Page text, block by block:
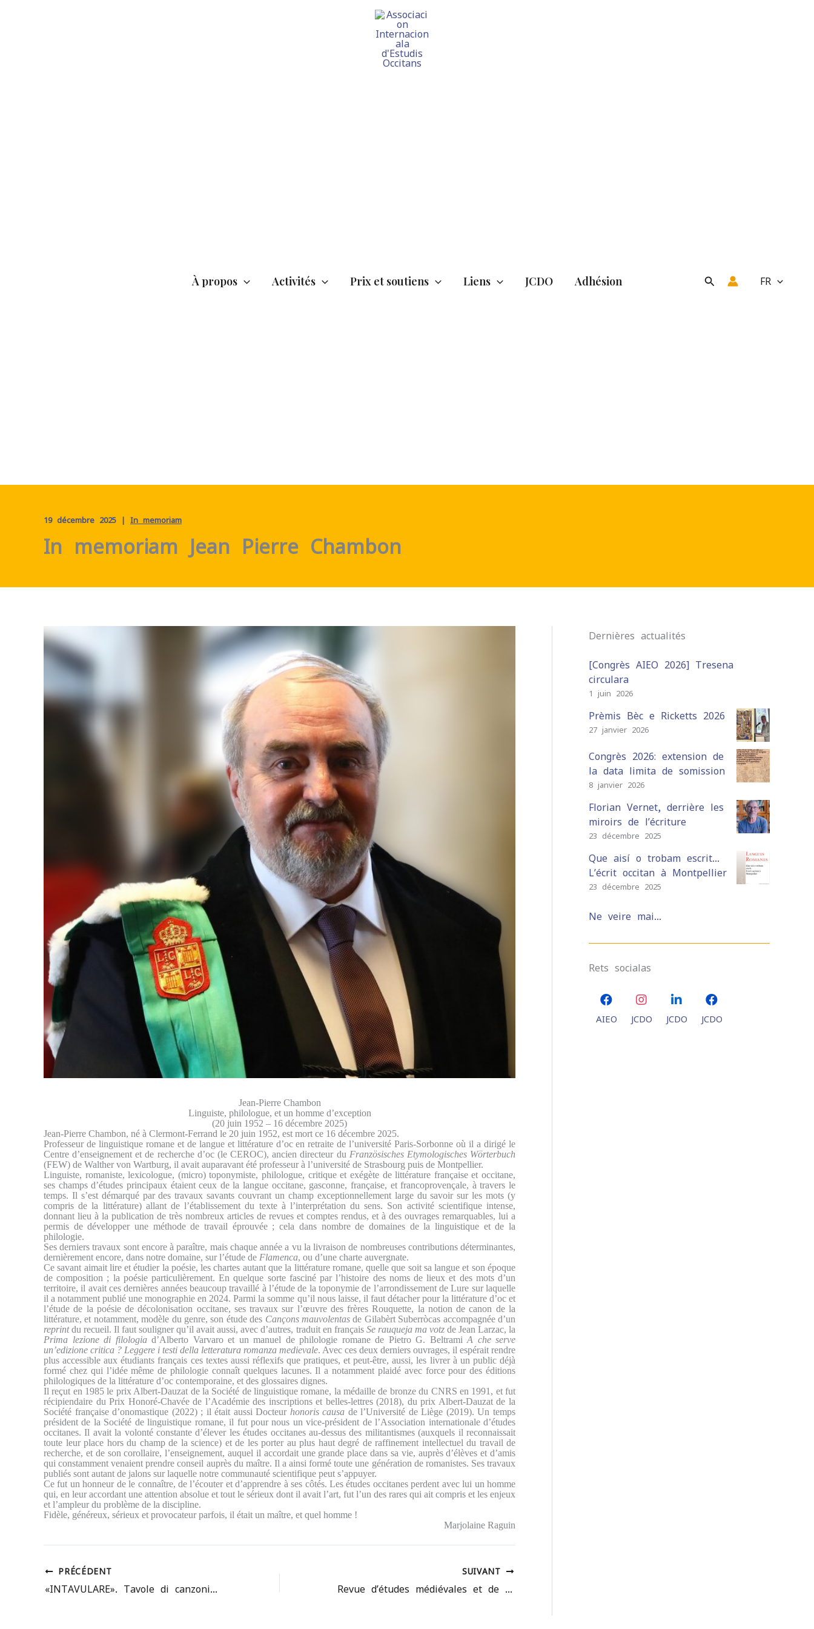
À propos Activités Prix et soutiens Liens JCDO Adhésion RechercherFR
19 décembre 2025 In memoriam
In memoriam Jean-Pierre Chambon
Jean-Pierre Chambon
Linguiste, philologue, et un homme d’exception
(20 juin 1952 – 16 décembre 2025)
Jean-Pierre Chambon, né à Clermont-Ferrand le 20 juin 1952, est mort ce 16 décembre 2025.
Professeur de linguistique romane et de langue et littérature d’oc en retraite de l’université Paris-Sorbonne où il a dirigé le
Centre d’enseignement et de recherche d’oc (le CEROC), ancien directeur du Französisches Etymologisches Wörterbuch
(FEW) de Walther von Wartburg, il avait auparavant été professeur à l’université de Strasbourg puis de Montpellier.
Linguiste, romaniste, lexicologue, (micro) toponymiste, philologue, critique et exégète de littérature française et occitane,
ses champs d’études principaux étaient ceux de la langue occitane, gasconne, française, et francoprovençale, à travers le
temps. Il s’est démarqué par des travaux savants couvrant un champ exceptionnellement large du savoir sur les mots (y
compris de la littérature) allant de l’établissement du texte à l’interprétation du sens. Son activité scientifique intense,
donnant lieu à la publication de très nombreux articles de revues et comptes rendus, et à des ouvrages remarquables, lui a
permis de développer une méthode de travail éprouvée ; cela dans nombre de domaines de la linguistique et de la
philologie.
Ses derniers travaux sont encore à paraître, mais chaque année a vu la livraison de nombreuses contributions déterminantes,
dernièrement encore, dans notre domaine, sur l’étude de Flamenca, ou d’une charte auvergnate.
Ce savant aimait lire et étudier la poésie, les chartes autant que la littérature romane, quelle que soit sa langue et son époque
de composition ; la poésie particulièrement. En quelque sorte fasciné par l’histoire des noms de lieux et des mots d’un
territoire, il avait ces dernières années beaucoup travaillé à l’étude de la toponymie de l’arrondissement de Lure sur laquelle
il a notamment publié une monographie en 2024. Parmi la somme qu’il nous laisse, il faut détacher pour la littérature d’oc et
l’étude de la poésie de décolonisation occitane, ses travaux sur l’œuvre des frères Rouquette, la notion de canon de la
littérature, et notamment, modèle du genre, son étude des Cançons mauvolentasde Gilabèrt Suberròcas accompagnée d’un
reprintdu recueil. Il faut souligner qu’il avait aussi, avec d’autres, traduit en français Se rauqueja ma votzde Jean Larzac, la
Prima lezione di filologia d’Alberto Varvaro et un manuel de philologie romane de Pietro G. Beltrami A che serve
un’edizione critica ? Leggere i testi della letteratura romanza medievale. Avec ces deux derniers ouvrages, il espérait rendre
plus accessible aux étudiants français ces textes aussi réflexifs que pratiques, et peut-être, aussi, les livrer à un public déjà
formé chez qui l’idée même de philologie connaît quelques lacunes. Il a notamment plaidé avec force pour des éditions
philologiques de la littérature d’oc contemporaine, et des glossaires dignes.
Il reçut en 1985 le prix Albert-Dauzat de la Société de linguistique romane, la médaille de bronze du CNRS en 1991, et fut
récipiendaire du Prix Honoré-Chavée de l’Académie des inscriptions et belles-lettres (2018), du prix Albert-Dauzat de la
Société française d’onomastique (2022) ; il était aussi Docteur honoris causa de l’Université de Liège (2019). Un temps
président de la Société de linguistique romane, il fut pour nous un vice-président de l’Association internationale d’études
occitanes. Il avait la volonté constante d’élever les études occitanes au-dessus des militantismes (auxquels il reconnaissait
toute leur place hors du champ de la science) et de les porter au plus haut degré de raffinement intellectuel du travail de
recherche, et de son corollaire, l’enseignement, auquel il accordait une grande place dans sa vie, auprès d’élèves et d’amis
qui constamment venaient prendre conseil auprès du maître. Il a ainsi formé toute une génération de romanistes. Ses travaux
publiés sont autant de jalons sur laquelle notre communauté scientifique peut s’appuyer.
Ce fut un honneur de le connaître, de l’écouter et d’apprendre à ses côtés. Les études occitanes perdent avec lui un homme
qui, en leur accordant une attention absolue et tout le sérieux dont il avait l’art, fut l’un des rares qui ait compris et les enjeux
et l’ampleur du problème de la discipline.
Fidèle, généreux, sérieux et provocateur parfois, il était un maître, et quel homme !
Marjolaine Raguin
PRÉCÉDENT SUIVANT
Dernières actualités
[Congrès AIEO 2026] Tresena
circulara
1 juin 2026
Prèmis Bèc e Ricketts 2026
27 janvier 2026
Congrès 2026: extension de
la data limita de somission
8 janvier 2026
Florian Vernet, derrière les
miroirs de l’écriture
23 décembre 2025
Que aisí o trobam escrit…
L’écrit occitan à Montpellier
23 décembre 2025
Ne veire mai...
Rets socialas
AIEO JCDO JCDO JCDO